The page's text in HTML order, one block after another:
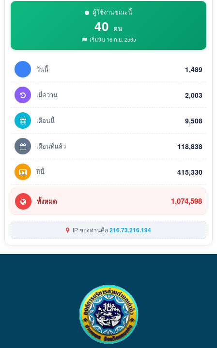
ผู้ใช้งานขณะนี้
40 คน
เริ่มนับ 16 ก.ย. 2565
วันนี้ 1,489
เมื่อวาน 2,003
เดือนนี้ 9,508
เดือนที่แล้ว 118,838
ปีนี้ 415,330
ทั้งหมด 1,074,598
IP ของท่านคือ216.73.216.194